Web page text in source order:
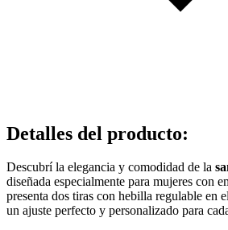
Detalles del producto:
Descubrí la elegancia y comodidad de la
diseñada especialmente para mujeres con
presenta dos tiras con hebilla regulable en
un ajuste perfecto y personalizado para